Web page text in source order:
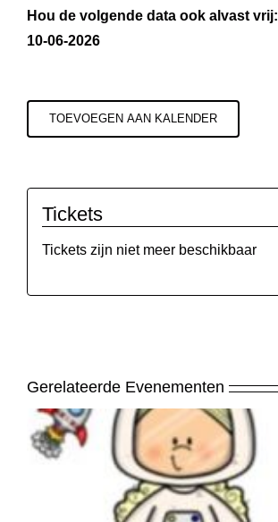
Hou de volgende data ook alvast vrij:
10-06-2026
TOEVOEGEN AAN KALENDER
Tickets
Tickets zijn niet meer beschikbaar
Gerelateerde Evenementen